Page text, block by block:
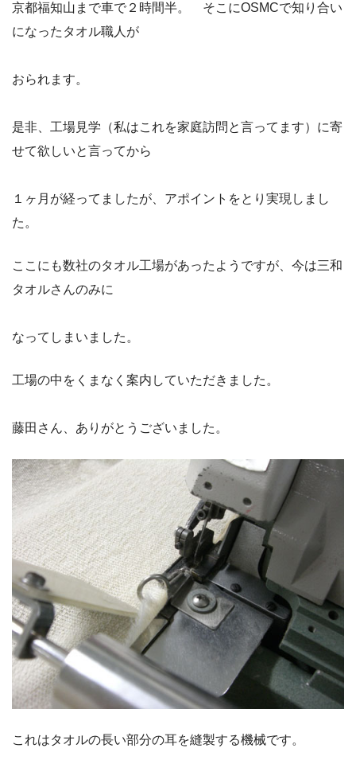
京都福知山まで車で２時間半。 そこにOSMCで知り合い
になったタオル職人が
おられます。
是非、工場見学（私はこれを家庭訪問と言ってます）に寄
せて欲しいと言ってから
１ヶ月が経ってましたが、アポイントをとり実現しまし
た。
ここにも数社のタオル工場があったようですが、今は三和
タオルさんのみに
なってしまいました。
工場の中をくまなく案内していただきました。
藤田さん、ありがとうございました。
これはタオルの長い部分の耳を縫製する機械です。